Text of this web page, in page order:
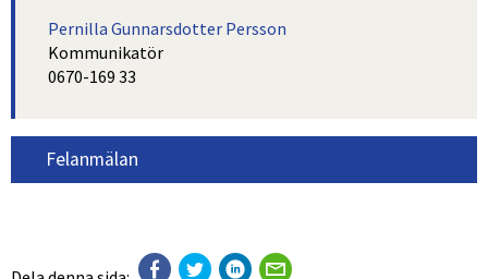
Pernilla Gunnarsdotter Persson
Kommunikatör
0670-169 33
Felanmälan